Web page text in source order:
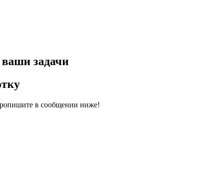
задачи
в сообщении ниже!